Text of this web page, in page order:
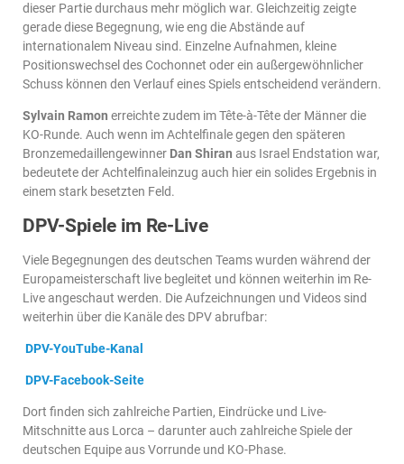
dieser Partie durchaus mehr möglich war. Gleichzeitig zeigte
gerade diese Begegnung, wie eng die Abstände auf
internationalem Niveau sind. Einzelne Aufnahmen, kleine
Positionswechsel des Cochonnet oder ein außergewöhnlicher
Schuss können den Verlauf eines Spiels entscheidend verändern.
Sylvain Ramon erreichte zudem im Tête-à-Tête der Männer die
KO-Runde. Auch wenn im Achtelfinale gegen den späteren
Bronzemedaillengewinner Dan Shiran aus Israel Endstation war,
bedeutete der Achtelfinaleinzug auch hier ein solides Ergebnis in
einem stark besetzten Feld.
DPV-Spiele im Re-Live
Viele Begegnungen des deutschen Teams wurden während der
Europameisterschaft live begleitet und können weiterhin im Re-
Live angeschaut werden. Die Aufzeichnungen und Videos sind
weiterhin über die Kanäle des DPV abrufbar:
DPV-YouTube-Kanal
DPV-Facebook-Seite
Dort finden sich zahlreiche Partien, Eindrücke und Live-
Mitschnitte aus Lorca – darunter auch zahlreiche Spiele der
deutschen Equipe aus Vorrunde und KO-Phase.